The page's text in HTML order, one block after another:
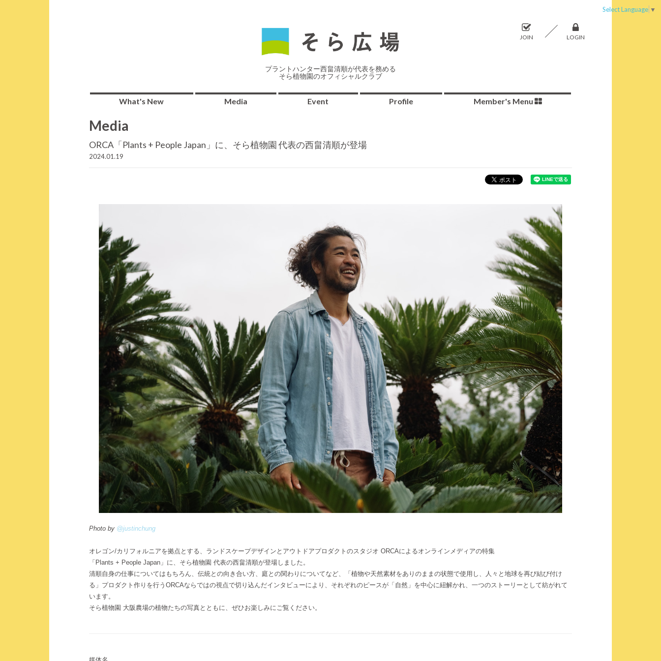
プラントハンター西畠清順が代表を務める
そら植物園のオフィシャルクラブ
JOIN LOGIN
Select Language ▼
What's New Media Event Profile Member's Menu
Media
ORCA「Plants + People Japan」に、そら植物園 代表の西畠清順が登場
2024.01.19
Photo by @justinchung
オレゴン/カリフォルニアを拠点とする、ランドスケープデザインとアウトドアプロダクトのスタジオ ORCAによるオンラインメディアの特集
「Plants + People Japan」に、そら植物園 代表の西畠清順が登場しました。
清順自身の仕事についてはもちろん、伝統との向き合い方、庭との関わりについてなど、「植物や天然素材をありのままの状態で使用し、人々と地球を再び結び付け
る」プロダクト作りを行うORCAならではの視点で切り込んだインタビューにより、それぞれのピースが「自然」を中心に紐解かれ、一つのストーリーとして紡がれて
います。
そら植物園 大阪農場の植物たちの写真とともに、ぜひお楽しみにご覧ください。